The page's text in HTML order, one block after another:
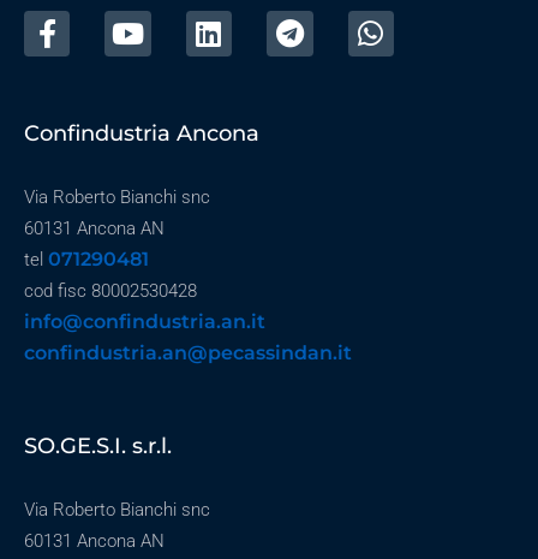
Confindustria Ancona
Via Roberto Bianchi snc
60131 Ancona AN
tel 071290481
cod fisc 80002530428
info@confindustria.an.it
confindustria.an@pecassindan.it
SO.GE.S.I. s.r.l.
Via Roberto Bianchi snc
60131 Ancona AN